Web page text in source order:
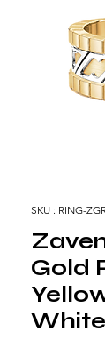
SKU : RING-
Gold